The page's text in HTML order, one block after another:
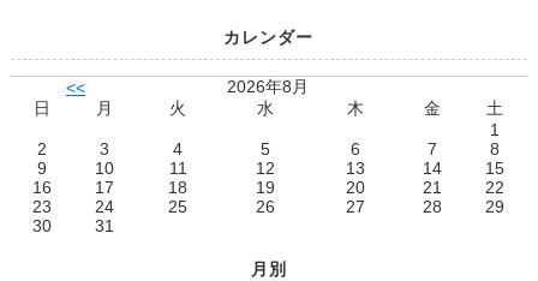
カレンダー
<<
2026年8月
日
月 火 水 木 金
土
1
2
3 4 5 6 7
8
9
10 11 12 13 14
15
16
17 18 19 20 21
22
23
24 25 26 27 28
29
30
31
月別